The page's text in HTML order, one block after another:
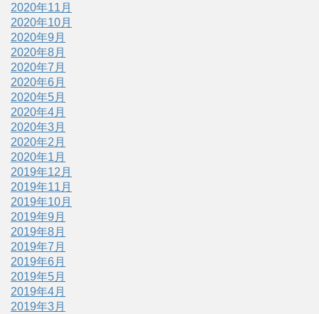
2020年11月
2020年10月
2020年9月
2020年8月
2020年7月
2020年6月
2020年5月
2020年4月
2020年3月
2020年2月
2020年1月
2019年12月
2019年11月
2019年10月
2019年9月
2019年8月
2019年7月
2019年6月
2019年5月
2019年4月
2019年3月